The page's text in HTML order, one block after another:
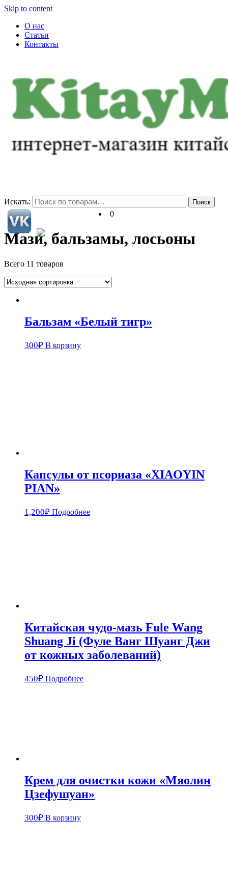
Skip to content
О нас
Статьи
Контакты
Искать: Поиск
0
Мази, бальзамы, лосьоны
Всего 11 товаров
Бальзам «Белый тигр»
300₽ В корзину
Капсулы от псориаза «XIAOYIN
PIAN»
1,200₽ Подробнее
Китайская чудо-мазь Fule Wang
Shuang Ji (Фуле Ванг Шуанг Джи
от кожных заболеваний)
450₽ Подробнее
Крем для очистки кожи «Мяолин
Цзефушуан»
300₽ В корзину